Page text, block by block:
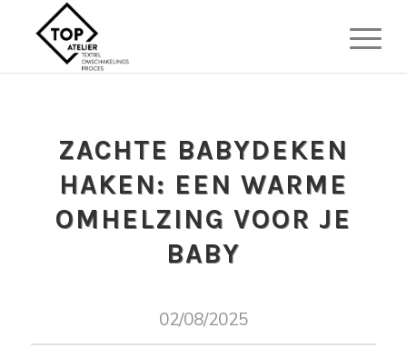
ZACHTE BABYDEKEN
HAKEN: EEN WARME
OMHELZING VOOR JE
BABY
02/08/2025